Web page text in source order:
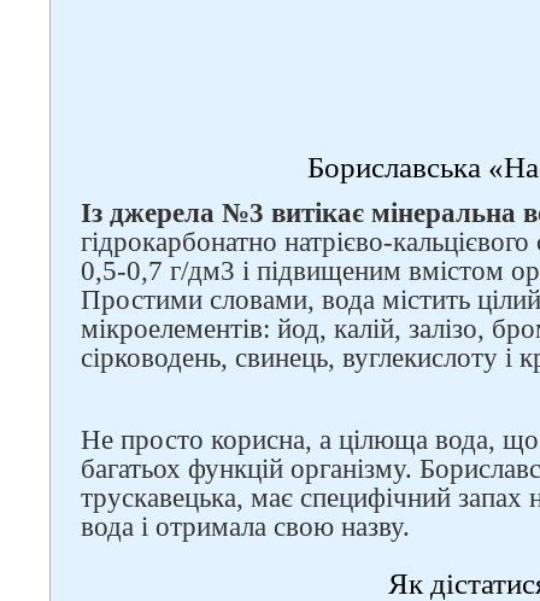
Бориславська
Із джерела №3 витікає мінеральна
гідрокарбонатно натрієво-
0,5-0,7 г/дм3 і підвищеним вмістом
Простими словами, вода містить
мікроелементів: йод, калій, залізо,
сірководень, свинець, вуглекислоту і
Не просто корисна, а цілюща вода,
багатьох функцій організму.
трускавецька, має специфічний запах
вода і отримала свою назву.
Як
Слідкуйте за нами в
соцмережах